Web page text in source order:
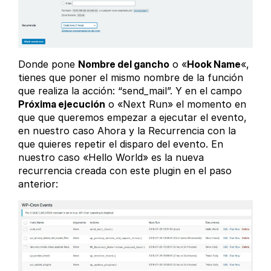
Donde pone Nombre del gancho o «Hook Name«,
tienes que poner el mismo nombre de la función
que realiza la acción: “send_mail”. Y en el campo
Próxima ejecución o «Next Run» el momento en
que que queremos empezar a ejecutar el evento,
en nuestro caso Ahora y la Recurrencia con la
que quieres repetir el disparo del evento. En
nuestro caso «Hello World» es la nueva
recurrencia creada con este plugin en el paso
anterior: